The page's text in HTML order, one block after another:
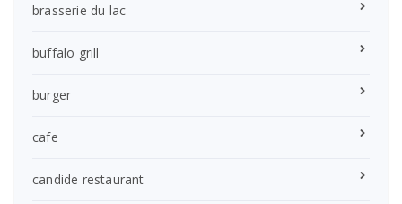
brasserie du lac
buffalo grill
burger
cafe
candide restaurant